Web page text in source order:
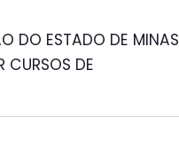
DO ESTADO DE MINAS
CURSOS DE